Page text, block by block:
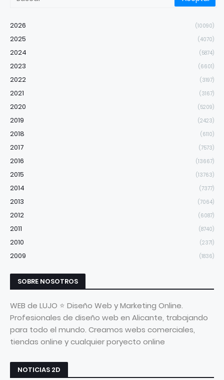
2026 (10090)
2025 (4070)
2024 (5874)
2023 (6601)
2022 (3197)
2021 (3167)
2020 (5209)
2019 (2423)
2018 (6110)
2017 (7573)
2016 (13667)
2015 (13763)
2014 (7377)
2013 (7064)
2012 (6087)
2011 (8740)
2010 (2371)
2009 (1836)
SOBRE NOSOTROS
WEB de LUJO ⭐ Diseño Web y Marketing Online.
Profesionales de diseño web en Alicante, trabajando
para todo el mundo. Creamos webs comerciales,
tiendas online y cualquier poryecto online
NOTICIAS 2D